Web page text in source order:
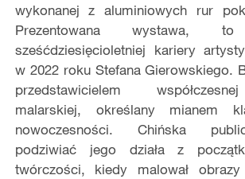
wykonanej z aluminiowych rur
Prezentowana wystawa, to
sześćdziesięcioletniej kariery
w 2022 roku Stefana Gierowskiego.
przedstawicielem
malarskiej, określany mianem
nowoczesności. Chińska
podziwiać jego działa z
twórczości, kiedy malował